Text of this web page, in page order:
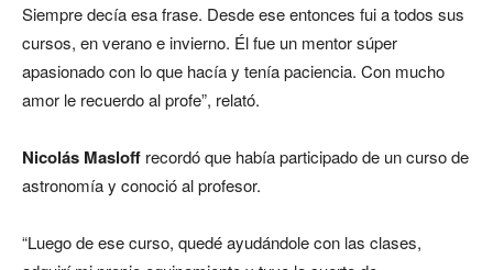
Siempre decía esa frase. Desde ese entonces fui a todos sus
cursos, en verano e invierno. Él fue un mentor súper
apasionado con lo que hacía y tenía paciencia. Con mucho
amor le recuerdo al profe”, relató.
Nicolás Masloff recordó que había participado de un curso de
astronomía y conoció al profesor.
“Luego de ese curso, quedé ayudándole con las clases,